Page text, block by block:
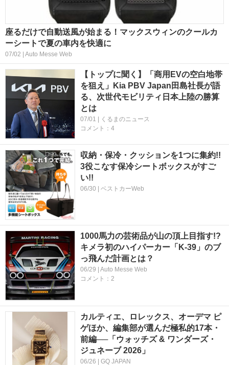
座るだけで自動送風が始まる！マックスウィンのクールカ
ーシートで夏の車内を快適に
07/02 | Auto Messe Web
【トップに聞く】「商用EVの空白地帯
を狙え」Kia PBV Japan田島社長が語
る、次世代モビリティ日本上陸の勝算
とは
07/01 | くるまのニュース
コメント：4
収納・保冷・クッションを1つに集約!!
3役こなす保冷シートボックスがすご
い!!
06/30 | ベストカーWeb
1000馬力の芸術品が山の頂上目指す!?
キメラ初のハイパーカー「K-39」のブ
っ飛んだ計画とは？
06/29 | Auto Messe Web
コメント：2
カルティエ、ロレックス、オーデマ ピ
ゲほか、編集部が選んだ極私的17本・
前編──「ウォッチズ & ワンダーズ・
ジュネーブ 2026」
06/26 | GQ JAPAN